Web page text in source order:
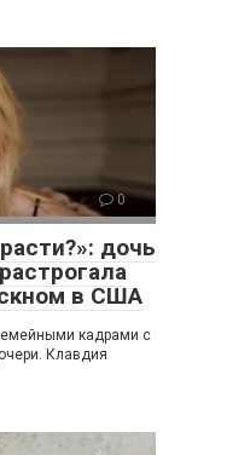
0
дочь
в США
кадрами с
Клавдия